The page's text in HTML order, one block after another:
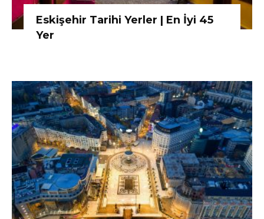
Eskişehir Tarihi Yerler | En İyi 45
Yer